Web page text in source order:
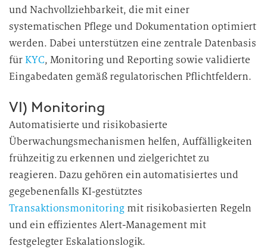
und Nachvollziehbarkeit, die mit einer
systematischen Pflege und Dokumentation optimiert
werden. Dabei unterstützen eine zentrale Datenbasis
fürKYC, Monitoring und Reporting sowie validierte
Eingabedaten gemäß regulatorischen Pflichtfeldern.
VI) Monitoring
Automatisierte und risikobasierte
Überwachungsmechanismen helfen, Auffälligkeiten
frühzeitig zu erkennen und zielgerichtet zu
reagieren. Dazu gehören ein automatisiertes und
gegebenenfalls KI-gestütztes
Transaktionsmonitoringmit risikobasierten Regeln
und ein effizientes Alert-Management mit
festgelegter Eskalationslogik.